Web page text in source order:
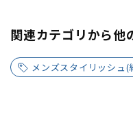
関連カテゴリから他
メンズスタイリッシュ